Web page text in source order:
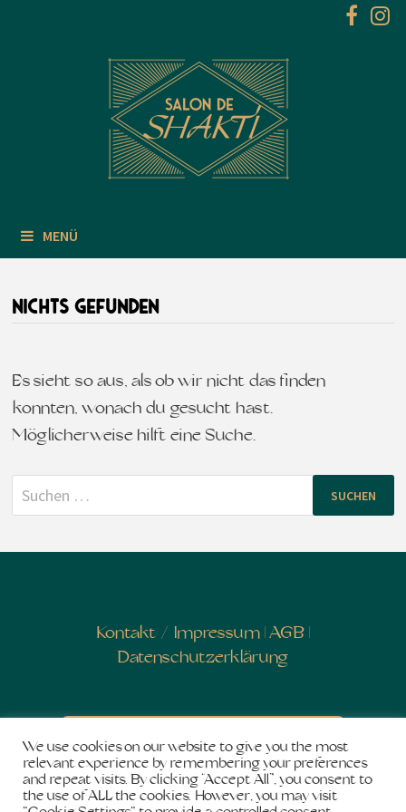
MENÜ
NICHTS GEFUNDEN
Es sieht so aus, als ob wir nicht das finden
konnten, wonach du gesucht hast.
Möglicherweise hilft eine Suche.
Suchen
nach:
Kontakt / Impressum| AGB|
Datenschutzerklärung
Newsletter abonnieren
We use cookies on our website to give you the most
relevant experience by remembering your preferences
and repeat visits. By clicking “Accept All”, you consent to
the use of ALL the cookies. However, you may visit